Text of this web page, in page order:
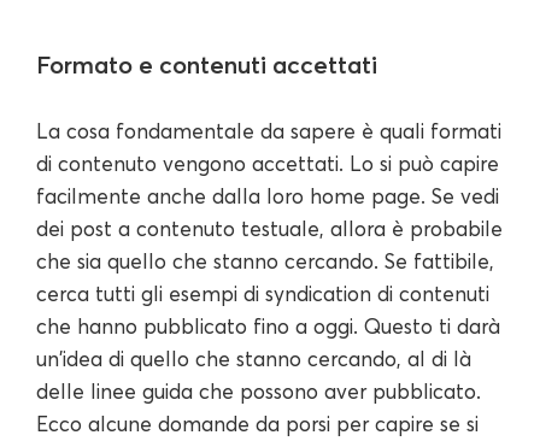
Formato e contenuti accettati
La cosa fondamentale da sapere è quali formati
di contenuto vengono accettati. Lo si può capire
facilmente anche dalla loro home page. Se vedi
dei post a contenuto testuale, allora è probabile
che sia quello che stanno cercando. Se fattibile,
cerca tutti gli esempi di syndication di contenuti
che hanno pubblicato fino a oggi. Questo ti darà
un'idea di quello che stanno cercando, al di là
delle linee guida che possono aver pubblicato.
Ecco alcune domande da porsi per capire se si